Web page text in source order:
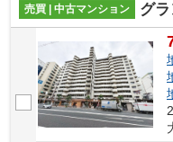
売買 | 中古マンション
グ